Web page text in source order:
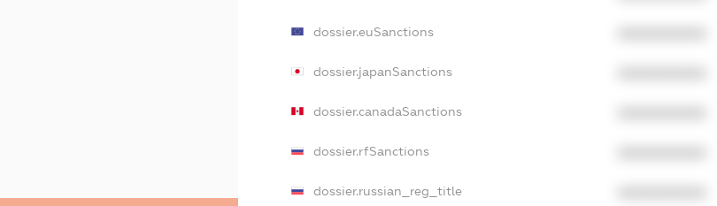
dossier.euSanctions
dossier.japanSanctions
dossier.canadaSanctions
dossier.rfSanctions
dossier.russian_reg_title